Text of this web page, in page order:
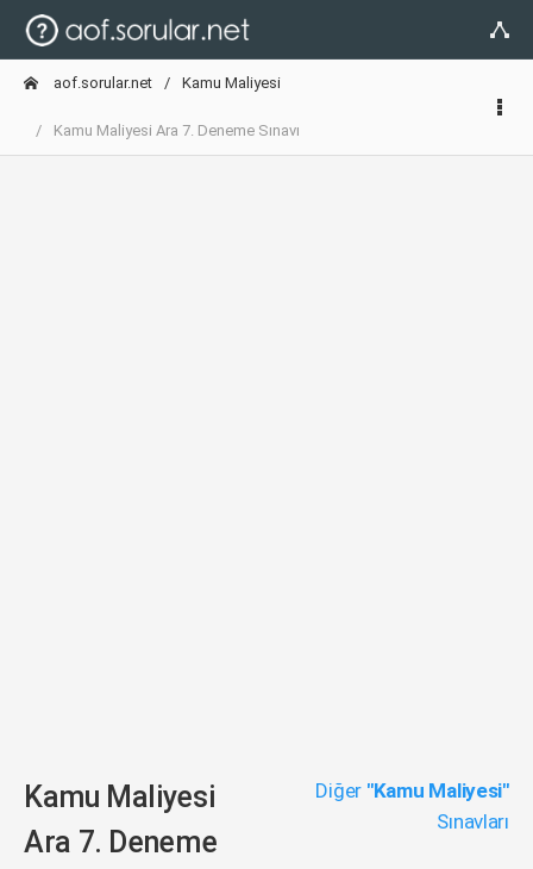
aof.sorular.net Kamu Maliyesi
Kamu Maliyesi Ara 7. Deneme Sınavı
Kamu Maliyesi
Ara 7. Deneme
Diğer "Kamu Maliyesi"
Sınavları